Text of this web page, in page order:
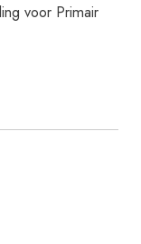
voor Primair